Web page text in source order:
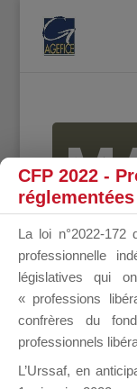
CFP 2022 -
réglementées
La loi n°2022-172
professionnelle
législatives qui
« professions
confrères du
professionnels
L’Urssaf, en